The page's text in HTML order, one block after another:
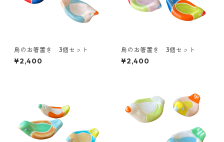
鳥のお箸置き 3個セット
¥2,400
鳥のお箸置き 3個セット
¥2,400